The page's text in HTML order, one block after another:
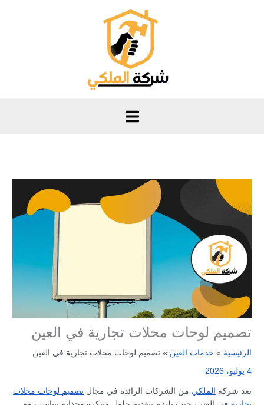
تصميم لوحات محلات تجارية في العين
الرئيسية خدمات العين تصميم لوحات محلات تجارية في العين
4 يوليو، 2026
تعد شركة الملكي من الشركات الرائدة في مجالتصميم لوحات محلات